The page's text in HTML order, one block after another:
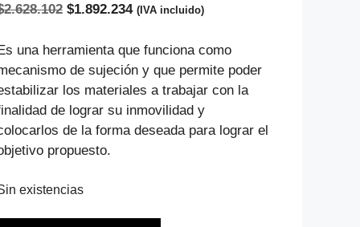
2.628.102 El
original
era:
$2.628.102.
$1.892.234El
actual
es:
$1.892.234.
(IVA incluido)
una herramienta que funciona como
de sujeción y que permite poder
los materiales a trabajar con la
de lograr su inmovilidad y
de la forma deseada para lograr el
propuesto.
existencias